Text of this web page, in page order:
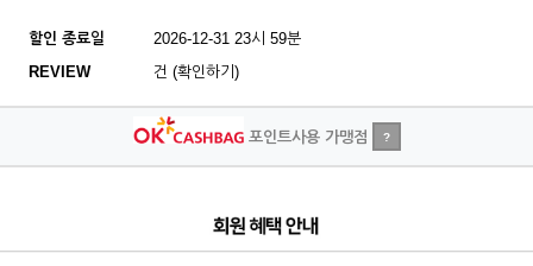
할인 종료일
2026-12-31 23시 59분
REVIEW
건 (확인하기)
포인트사용 가맹점 ?